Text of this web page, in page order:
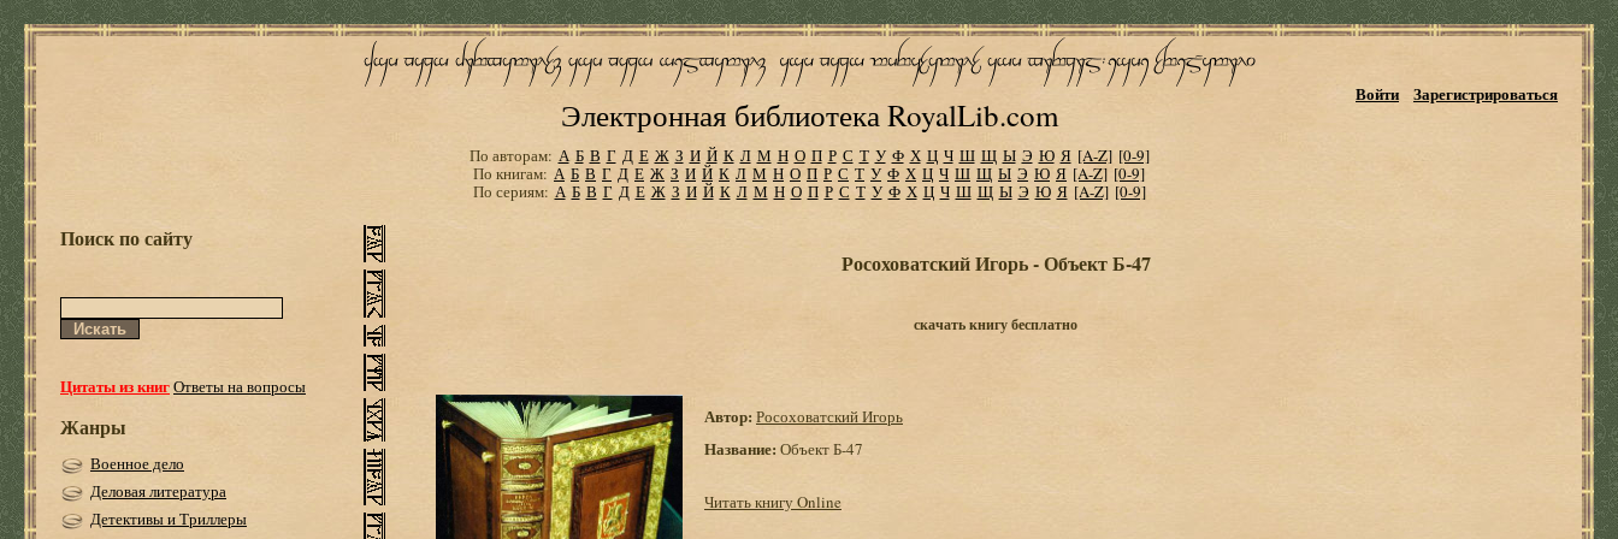
Электронная библиотека RoyalLib.com
Войти Зарегистрироваться
По авторам: А Б В Г Д Е Ж З И Й К Л М Н О П Р С Т У Ф Х Ц Ч Ш Щ Ы Э Ю Я [A-Z] [0-9]
По книгам: А Б В Г Д Е Ж З И Й К Л М Н О П Р С Т У Ф Х Ц Ч Ш Щ Ы Э Ю Я [A-Z] [0-9]
По сериям: А Б В Г Д Е Ж З И Й К Л М Н О П Р С Т У Ф Х Ц Ч Ш Щ Ы Э Ю Я [A-Z] [0-9]
Поиск по сайту
Цитаты из книгОтветы на вопросы
Жанры
Военное дело
Деловая литература
Детективы и Триллеры
Росоховатский Игорь - Объект Б-47
скачать книгу бесплатно
Автор: Росоховатский Игорь
Название: Объект Б-47
Читать книгу Online